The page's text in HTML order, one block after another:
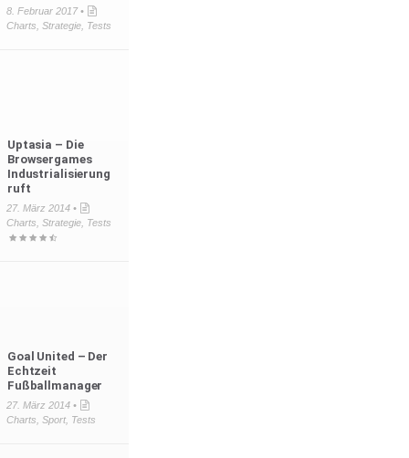
8. Februar 2017 •
Charts Strategie, Tests
Uptasia – Die
Browsergames
Industrialisierung
ruft
27. März 2014 •
Charts Strategie, Tests
Goal United – Der
Echtzeit
Fußballmanager
27. März 2014 •
Charts Sport, Tests